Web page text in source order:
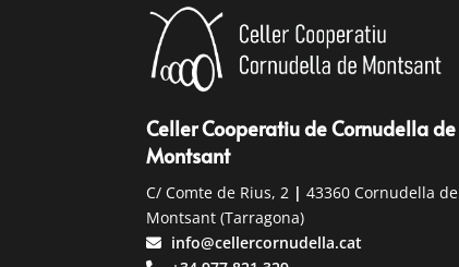
Celler Cooperatiu de Cornudella de
Montsant
C/ Comte de Rius, 2 | 43360 Cornudella de
Montsant (Tarragona)
info@cellercornudella.cat